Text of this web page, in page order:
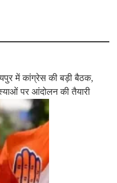
में कांग्रेस की बड़ी बैठक,
पर आंदोलन की तैयारी